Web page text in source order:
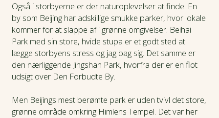
Også i storbyerne er der naturoplevelser at finde. En
by som Beijing har adskillige smukke parker, hvor lokale
kommer for at slappe af i grønne omgivelser. Beihai
Park med sin store, hvide stupa er et godt sted at
lægge storbyens stress og jag bag sig. Det samme er
den nærliggende Jingshan Park, hvorfra der er en flot
udsigt over Den Forbudte By.
Men Beijings mest berømte park er uden tvivl det store,
grønne område omkring Himlens Tempel. Det var her